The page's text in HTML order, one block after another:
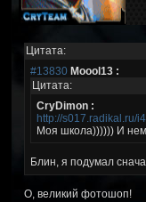
Цитата:
#13830 Moool13 :
Цитата:
CryDimon :
http://s017.radikal.ru/
Моя школа)))))) И
Блин, я подумал
О, великий фотошоп!